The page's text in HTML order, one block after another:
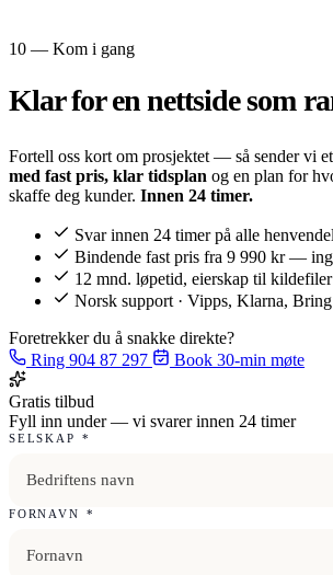
10 — Kom i gang
Klar for ennettside som
Fortell oss kort om prosjektet — så sender vi et
med fast pris, klar tidsplan og en plan for
skaffe deg kunder. Innen 24 timer.
Svar innen 24 timer på alle
Bindende fast pris fra 9 990 kr —
12 mnd. løpetid, eierskap til
Norsk support · Vipps, Klarna,
Foretrekker du å snakke direkte?
Ring 904 87 297
Book 30-min møte
Gratis tilbud
Fyll inn under — vi svarer innen 24 timer
SELSKAP *
FORNAVN *